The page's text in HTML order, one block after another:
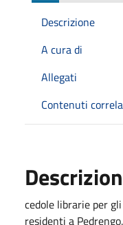
Descrizione
A cura di
Allegati
Contenuti
cedole librarie per
residenti a